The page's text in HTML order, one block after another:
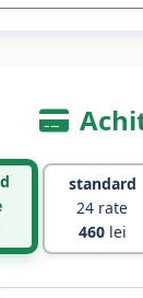
standard
24 rate
460lei